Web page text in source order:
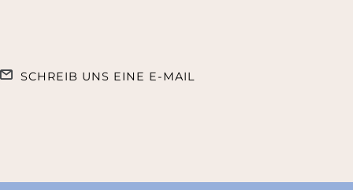
SCHREIB UNS EINE E-MAIL